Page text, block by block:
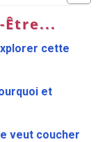
Être...
cette
et
veut coucher